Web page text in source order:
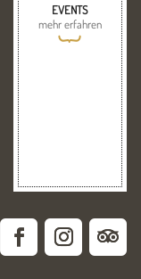
EVENTS
mehr erfahren
{